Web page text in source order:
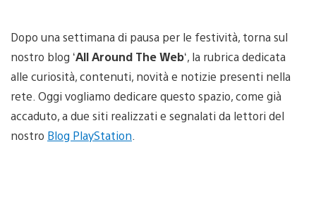
Dopo una settimana di pausa per le festività, torna sul
nostro blog ‘All Around The Web‘, la rubrica dedicata
alle curiosità, contenuti, novità e notizie presenti nella
rete. Oggi vogliamo dedicare questo spazio, come già
accaduto, a due siti realizzati e segnalati da lettori del
nostro Blog PlayStation